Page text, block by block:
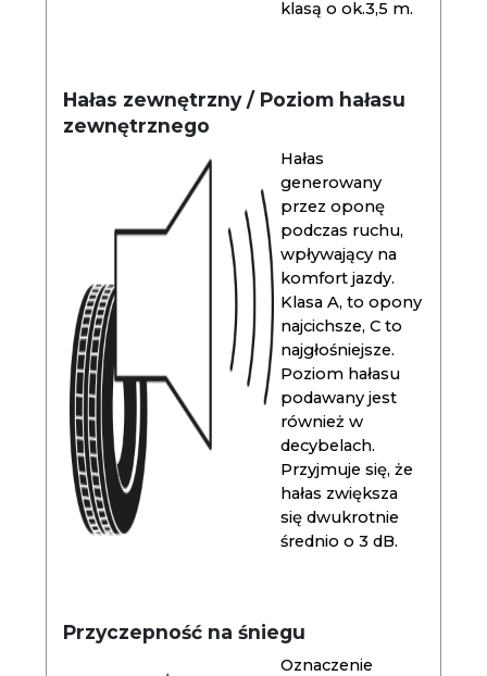
klasą o ok.3,5 m.
Hałas zewnętrzny / Poziom hałasu
zewnętrznego
Hałas
generowany
przez oponę
podczas ruchu,
wpływający na
komfort jazdy.
Klasa A, to opony
najcichsze, C to
najgłośniejsze.
Poziom hałasu
podawany jest
również w
decybelach.
Przyjmuje się, że
hałas zwiększa
się dwukrotnie
średnio o 3 dB.
Przyczepność na śniegu
Oznaczenie